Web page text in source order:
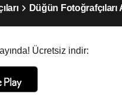
Düğün Fotoğrafçıları
Ücretsiz indir: